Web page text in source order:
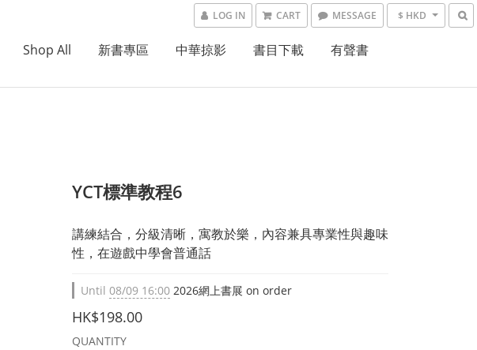
LOG IN CART MESSAGE $ HKD
Shop All 新書專區 中華掠影 書目下載 有聲書
YCT標準教程6
講練結合，分級清晰，寓教於樂，內容兼具專業性與趣味
性，在遊戲中學會普通話
Until 08/09 16:00 2026網上書展 on order
HK$198.00
QUANTITY